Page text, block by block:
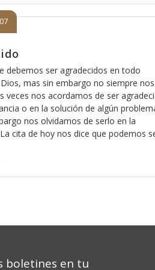
debemos ser agradecidos en todo
mas sin embargo no siempre
veces nos acordamos de ser
o en la solución de algún
nos olvidamos de serlo en la
cita de hoy nos dice que podemos
boletines en tu